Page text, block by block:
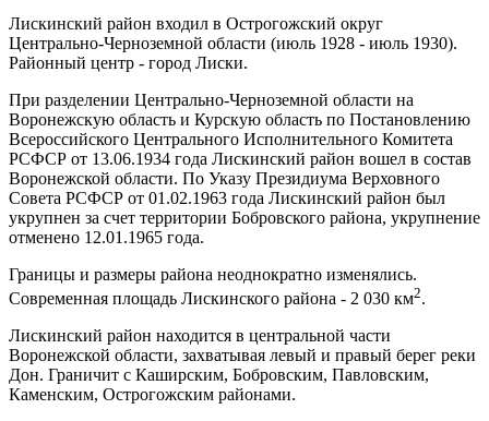
Лискинский район входил в Острогожский округ
Центрально-Черноземной области (июль 1928 - июль 1930).
Районный центр - город Лиски.
При разделении Центрально-Черноземной области на
Воронежскую область и Курскую область по Постановлению
Всероссийского Центрального Исполнительного Комитета
РСФСР от 13.06.1934 года Лискинский район вошел в состав
Воронежской области. По Указу Президиума Верховного
Совета РСФСР от 01.02.1963 года Лискинский район был
укрупнен за счет территории Бобровского района, укрупнение
отменено 12.01.1965 года.
Границы и размеры района неоднократно изменялись.
Современная площадь Лискинского района - 2 030 км2.
Лискинский район находится в центральной части
Воронежской области, захватывая левый и правый берег реки
Дон. Граничит с Каширским, Бобровским, Павловским,
Каменским, Острогожским районами.